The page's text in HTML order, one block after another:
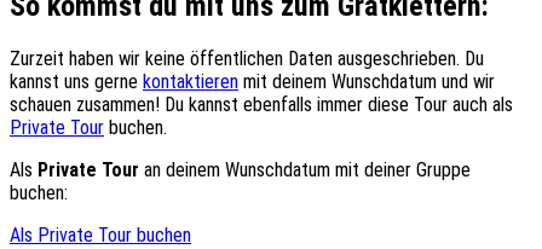
Zurzeit haben wir keine öffentlichen Daten ausgeschrieben. Du
kannst uns gerne kontaktieren mit deinem Wunschdatum und wir
schauen zusammen! Du kannst ebenfalls immer diese Tour auch als
Private Tour buchen.
Als Private Tour an deinem Wunschdatum mit deiner Gruppe
buchen:
Als Private Tour buchen